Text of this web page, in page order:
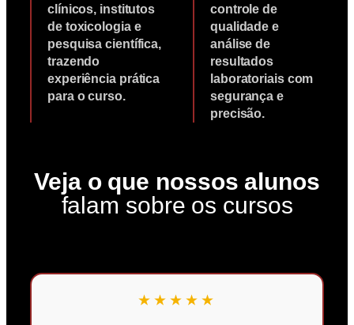
clínicos, institutos
de toxicologia e
pesquisa científica,
trazendo
experiência prática
para o curso.
controle de
qualidade e
análise de
resultados
laboratoriais com
segurança e
precisão.
Veja o que nossos alunos
falam sobre os cursos
★★★★★